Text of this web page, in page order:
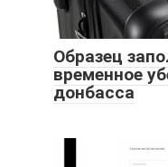
Образец
временное
донбасса